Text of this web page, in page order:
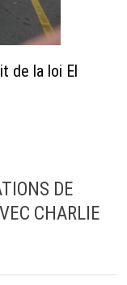
de la loi El
DE
CHARLIE